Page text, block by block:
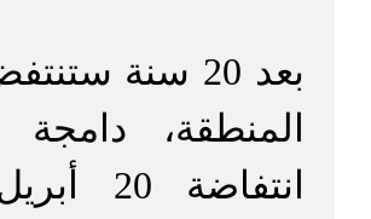
بعد 20 سنة
المنطقة،